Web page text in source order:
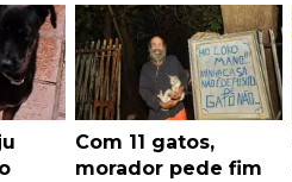
Com 11 gatos,
morador pede fim